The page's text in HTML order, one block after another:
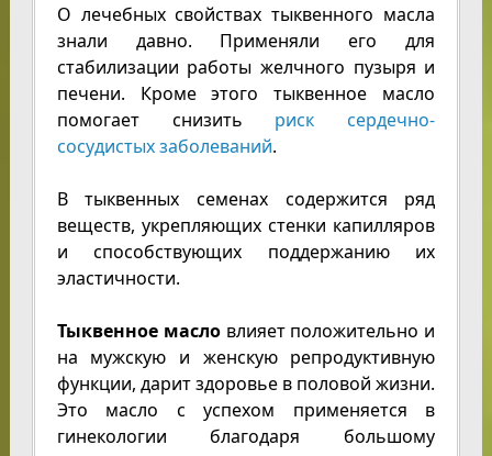
О лечебных свойствах тыквенного масла
знали давно. Применяли его для
стабилизации работы желчного пузыря и
печени. Кроме этого тыквенное масло
помогает снизить риск сердечно-
сосудистых заболеваний.
В тыквенных семенах содержится ряд
веществ, укрепляющих стенки капилляров
и способствующих поддержанию их
эластичности.
Тыквенное масловлияет положительно и
на мужскую и женскую репродуктивную
функции, дарит здоровье в половой жизни.
Это масло с успехом применяется в
гинекологии благодаря большому